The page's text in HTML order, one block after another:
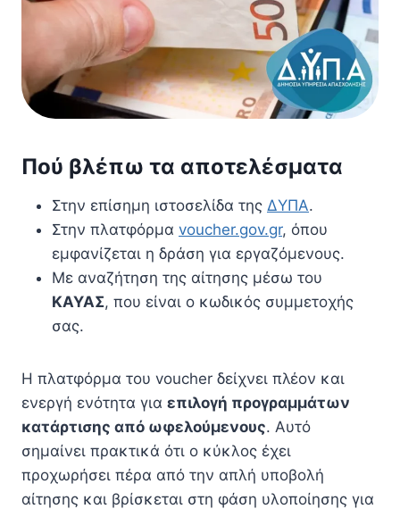
Πού βλέπω τα αποτελέσματα
Στην επίσημη ιστοσελίδα της ΔΥΠΑ.
Στην πλατφόρμα voucher.gov.gr, όπου
εμφανίζεται η δράση για εργαζόμενους.
Με αναζήτηση της αίτησης μέσω του
ΚΑΥΑΣ, που είναι ο κωδικός συμμετοχής
σας.
Η πλατφόρμα του voucher δείχνει πλέον και
ενεργή ενότητα για επιλογή προγραμμάτων
κατάρτισης από ωφελούμενους. Αυτό
σημαίνει πρακτικά ότι ο κύκλος έχει
προχωρήσει πέρα από την απλή υποβολή
αίτησης και βρίσκεται στη φάση υλοποίησης για